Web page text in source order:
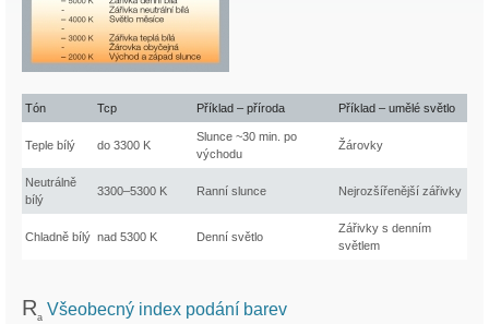
Tón Tcp Příklad – příroda Příklad – umělé světlo
Teple bílý do 3300 K
Slunce ~30 min. po
východu
Žárovky
Neutrálně
bílý
3300–5300 K Ranní slunce Nejrozšířenější zářivky
Chladně bílý nad 5300 K Denní světlo
Zářivky s denním
světlem
Ra Všeobecný index podání barev